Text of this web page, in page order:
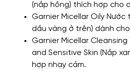
(nắp hồng) thích hợp cho
Garnier Micellar Oily
dầu vàng ở trên) dành
Garnier Micellar
and Sensitive Skin (Nắp
hợp nhạy cảm.